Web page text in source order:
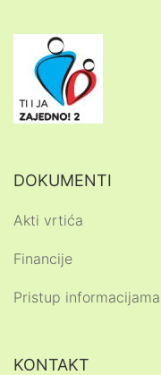
DOKUMENTI
Akti vrtića
Financije
Pristup informacijama
KONTAKT